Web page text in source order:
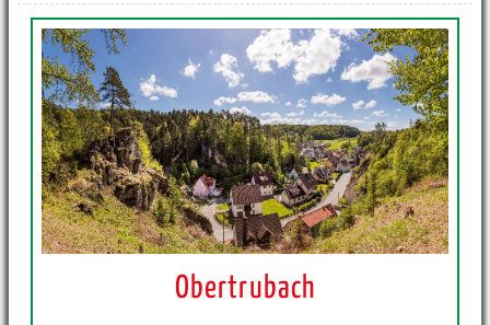
Obertrubach